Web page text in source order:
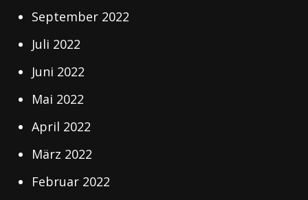
September 2022
Juli 2022
Juni 2022
Mai 2022
April 2022
März 2022
Februar 2022